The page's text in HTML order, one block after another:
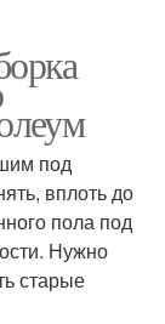
под
вплоть до
пола под
Нужно
старые